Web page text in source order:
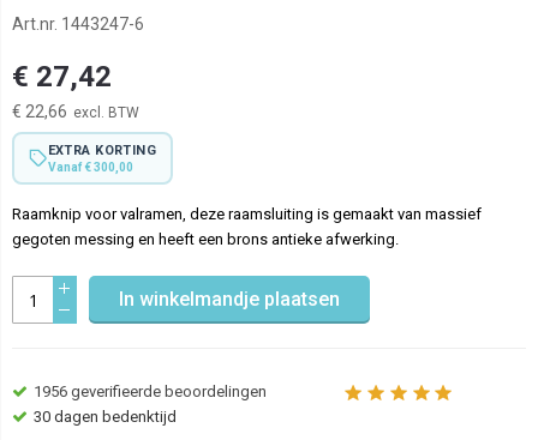
Art.nr. 1443247-6
€ 27,42
€ 22,66
EXTRA KORTING
Vanaf € 300,00
Raamknip voor valramen, deze raamsluiting is gemaakt van massief
gegoten messing en heeft een brons antieke afwerking.
In winkelmandje plaatsen
1956 geverifieerde beoordelingen
30 dagen bedenktijd